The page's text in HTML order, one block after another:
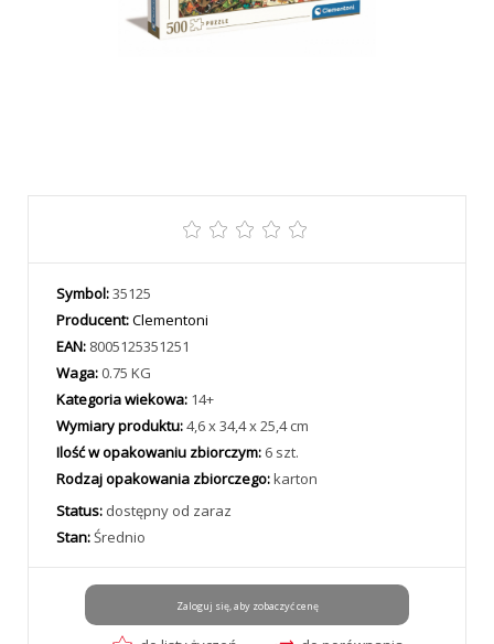
Symbol:35125
Producent:Clementoni
EAN: 8005125351251
Waga: 0.75 KG
Kategoria wiekowa: 14+
Wymiary produktu:4,6 x 34,4 x 25,4 cm
Ilość w opakowaniu zbiorczym: 6 szt.
Rodzaj opakowania zbiorczego:karton
Status: dostępny od zaraz
Stan:Średnio
Zaloguj się, aby zobaczyć cenę